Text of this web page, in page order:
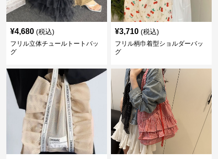
¥4,680 (税込)
フリル立体チュールトートバッ
グ
¥3,710 (税込)
フリル柄巾着型ショルダーバッ
グ